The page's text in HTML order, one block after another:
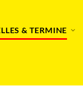
& TERMINE